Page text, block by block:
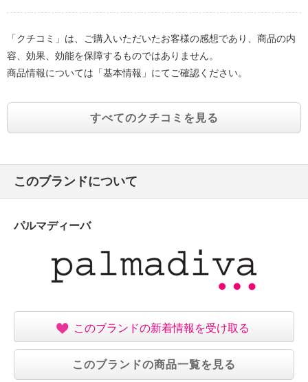
「クチコミ」は、ご購入いただいたお客様の感想であり、商品の内
容、効果、効能を保障するものではありません。
商品情報については「基本情報」にてご確認ください。
すべてのクチコミを見る
このブランドについて
パルマディーバ
このブランドの新着情報を受け取る
このブランドの商品一覧を見る